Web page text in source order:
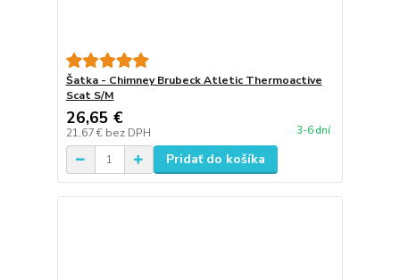
Šatka - Chimney Brubeck Atletic Thermoactive
Scat S/M
26,65 €
21,67 € bez DPH 3-6 dní
Pridať do košíka